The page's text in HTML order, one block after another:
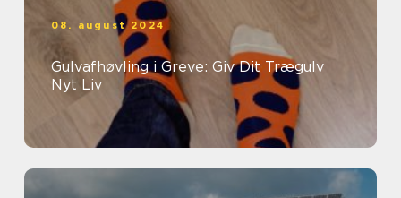
08. august 2024
Gulvafhøvling i Greve: Giv Dit Trægulv
Nyt Liv